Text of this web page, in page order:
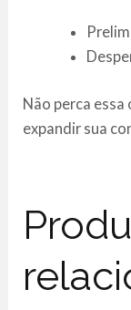
Não perca
expandir sua